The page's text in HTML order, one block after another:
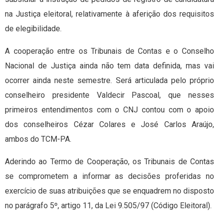
na Justiça eleitoral, relativamente à aferição dos requisitos
de elegibilidade.
A cooperação entre os Tribunais de Contas e o Conselho
Nacional de Justiça ainda não tem data definida, mas vai
ocorrer ainda neste semestre. Será articulada pelo próprio
conselheiro presidente Valdecir Pascoal, que nesses
primeiros entendimentos com o CNJ contou com o apoio
dos conselheiros Cézar Colares e José Carlos Araújo,
ambos do TCM-PA.
Aderindo ao Termo de Cooperação, os Tribunais de Contas
se comprometem a informar as decisões proferidas no
exercício de suas atribuições que se enquadrem no disposto
no parágrafo 5º, artigo 11, da Lei 9.505/97 (Código Eleitoral).